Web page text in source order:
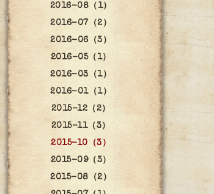
2016-08（1）
2016-07（2）
2016-06（3）
2016-05（1）
2016-03（1）
2016-01（1）
2015-12（2）
2015-11（3）
2015-10（3）
2015-09（3）
2015-08（2）